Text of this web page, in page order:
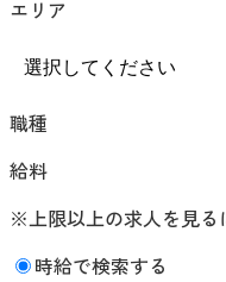
エリア
職種
給料
※上限以上の求人を見る
時給で検索する